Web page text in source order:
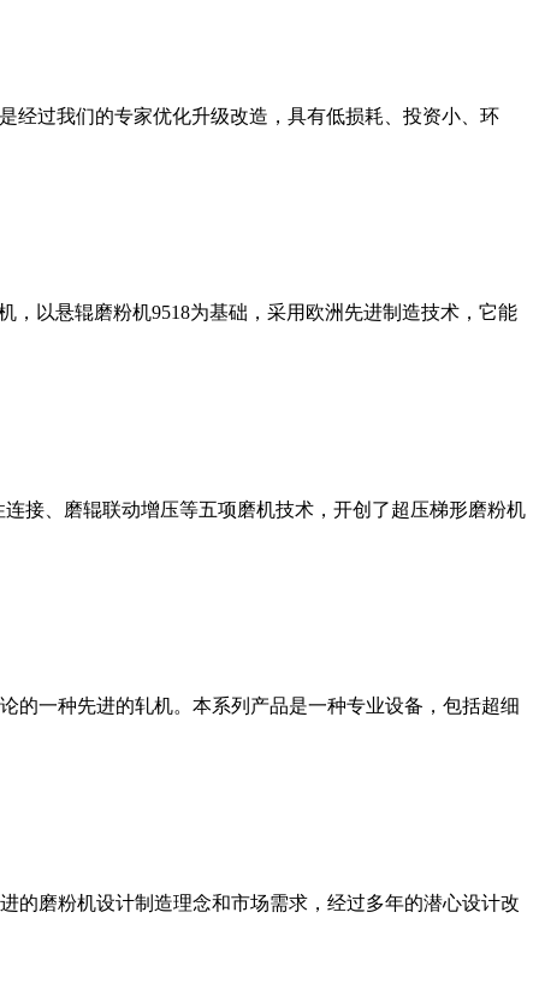
经过我们的专家优化升级改造，具有低损耗、投资小、环
以悬辊磨粉机9518为基础，采用欧洲先进制造技术，它能
接、磨辊联动增压等五项磨机技术，开创了超压梯形磨粉机
的一种先进的轧机。本系列产品是一种专业设备，包括超细
的磨粉机设计制造理念和市场需求，经过多年的潜心设计改